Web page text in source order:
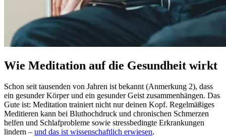
Wie Meditation auf die Gesundheit wirkt
Schon seit tau­sen­den von Jahren ist bekannt (Anmerkung 2), dass
ein gesun­der Körper und ein gesun­der Geist zusam­men­hän­gen. Das
Gute ist: Medi­ta­tion trai­niert nicht nur deinen Kopf. Regel­mä­ßi­ges
Medi­tie­ren kann bei Blut­hoch­druck und chronischen Schmerzen
helfen und Schlaf­pro­ble­me sowie stress­be­ding­te Erkran­kun­gen
lindern – und das ist wissenschaftlich erwiesen.